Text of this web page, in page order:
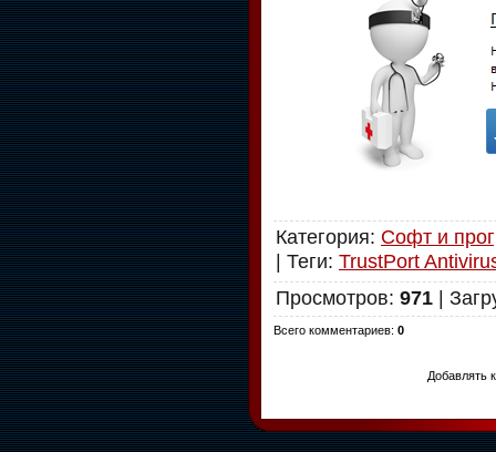
Категория: Софт и
| Теги: TrustPort
Просмотров: 971 |
Всего комментариев: 0
Добавлять